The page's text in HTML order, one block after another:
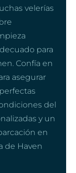
velerías
para
Confía en
asegurar
del
y un
en
de Haven